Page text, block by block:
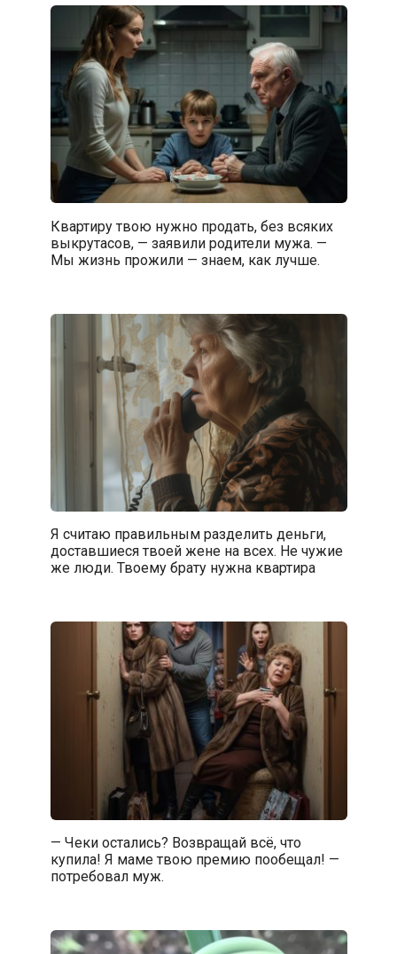
Квартиру твою нужно продать, без всяких
выкрутасов, — заявили родители мужа. —
Мы жизнь прожили — знаем, как лучше.
Я считаю правильным разделить деньги,
доставшиеся твоей жене на всех. Не чужие
же люди. Твоему брату нужна квартира
— Чеки остались? Возвращай всё, что
купила! Я маме твою премию пообещал! —
потребовал муж.